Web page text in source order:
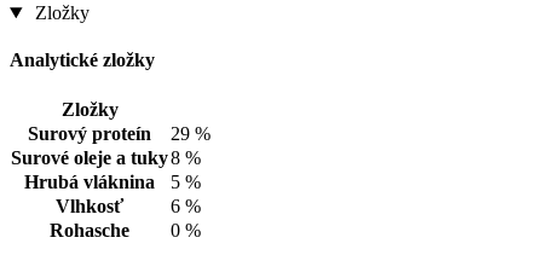
Zložky
Analytické zložky
Zložky
Surový proteín
29 %
Surové oleje a tuky8 %
Hrubá vláknina
5 %
Vlhkosť
6 %
Rohasche
0 %